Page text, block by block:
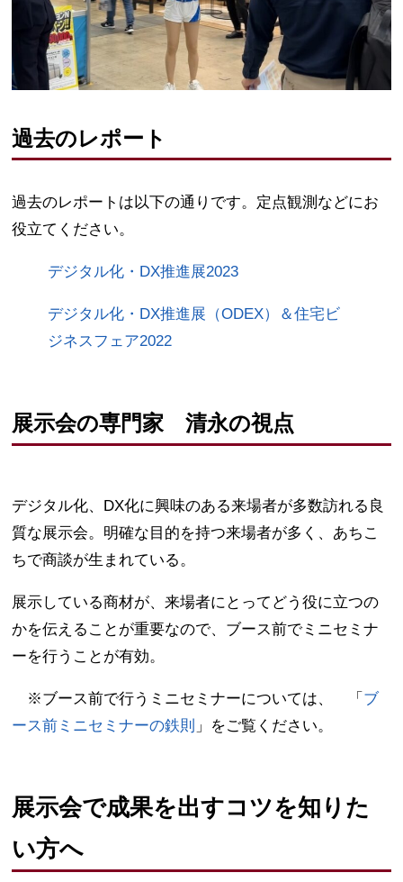
過去のレポート
過去のレポートは以下の通りです。定点観測などにお
役立てください。
デジタル化・DX推進展2023
デジタル化・DX推進展（ODEX）＆住宅ビ
ジネスフェア2022
展示会の専門家 清永の視点
デジタル化、DX化に興味のある来場者が多数訪れる良
質な展示会。明確な目的を持つ来場者が多く、あちこ
ちで商談が生まれている。
展示している商材が、来場者にとってどう役に立つの
かを伝えることが重要なので、ブース前でミニセミナ
ーを行うことが有効。
※ブース前で行うミニセミナーについては、 「 ブ
ース前ミニセミナーの鉄則 」をご覧ください。
展示会で成果を出すコツを知りた
い方へ